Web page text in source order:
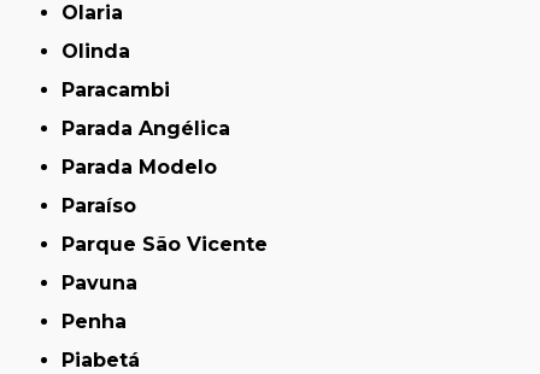
Olaria
Olinda
Paracambi
Parada Angélica
Parada Modelo
Paraíso
Parque São Vicente
Pavuna
Penha
Piabetá